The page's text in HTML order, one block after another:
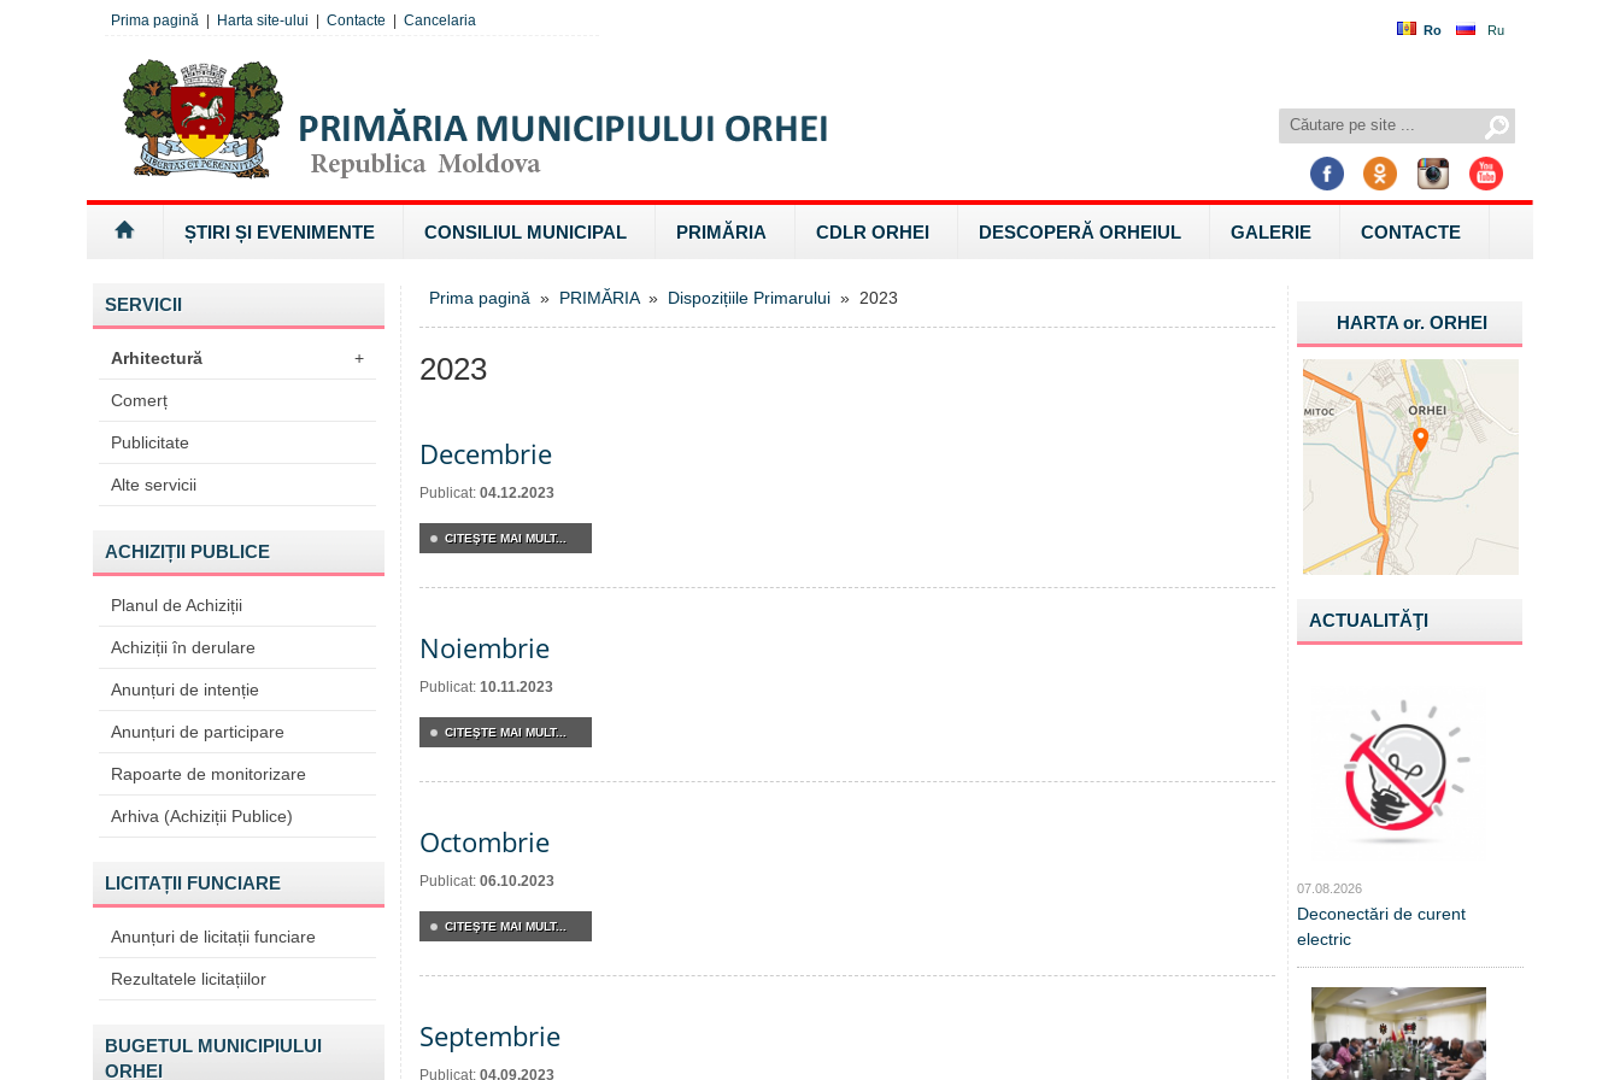
Ro Ru
Prima pagină Harta site-ului Contacte Cancelaria
ȘTIRI ȘI EVENIMENTE CONSILIUL MUNICIPAL PRIMĂRIA CDLR ORHEI DESCOPERĂ ORHEIUL GALERIE CONTACTE
SERVICII
Arhitectură +
Comerț
Publicitate
Alte servicii
ACHIZIȚII PUBLICE
Planul de Achiziții
Achiziții în derulare
Anunțuri de intenție
Anunțuri de participare
Rapoarte de monitorizare
Arhiva (Achiziții Publice)
LICITAȚII FUNCIARE
Anunțuri de licitații funciare
Rezultatele licitațiilor
BUGETUL MUNICIPIULUI
ORHEI
Prima pagină » PRIMĂRIA» Dispozițiile Primarului » 2023
2023
Decembrie
Publicat: 04.12.2023
CITEŞTE MAI MULT...
Noiembrie
Publicat: 10.11.2023
CITEŞTE MAI MULT...
Octombrie
Publicat: 06.10.2023
CITEŞTE MAI MULT...
Septembrie
Publicat: 04.09.2023
HARTA or.ORHEI
ACTUALITĂŢI
07.08.2026
Deconectări de curent
electric